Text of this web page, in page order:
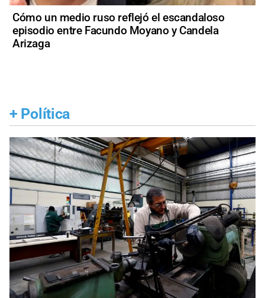
Cómo un medio ruso reflejó el escandaloso
episodio entre Facundo Moyano y Candela
Arizaga
+ Política